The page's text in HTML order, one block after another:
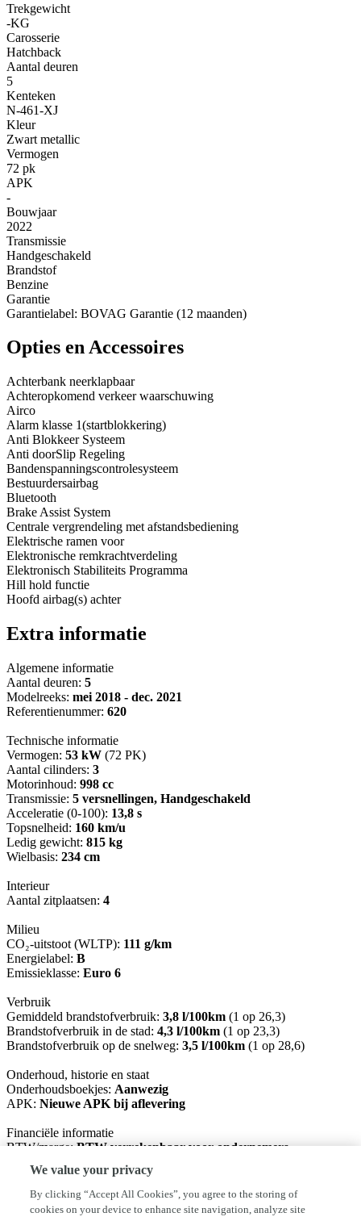
Trekgewicht
-KG
Carosserie
Hatchback
Aantal deuren
5
Kenteken
N-461-XJ
Kleur
Zwart metallic
Vermogen
72 pk
APK
-
Bouwjaar
2022
Transmissie
Handgeschakeld
Brandstof
Benzine
Garantie
Garantielabel: BOVAG Garantie (12 maanden)
Opties en Accessoires
Achterbank neerklapbaar
Achteropkomend verkeer waarschuwing
Airco
Alarm klasse 1(startblokkering)
Anti Blokkeer Systeem
Anti doorSlip Regeling
Bandenspanningscontrolesysteem
Bestuurdersairbag
Bluetooth
Brake Assist System
Centrale vergrendeling met afstandsbediening
Elektrische ramen voor
Elektronische remkrachtverdeling
Elektronisch Stabiliteits Programma
Hill hold functie
Hoofd airbag(s) achter
Extra informatie
Algemene informatie
Aantal deuren: 5
Modelreeks: mei 2018 - dec. 2021
Referentienummer: 620
Technische informatie
Vermogen: 53 kW (72 PK)
Aantal cilinders: 3
Motorinhoud: 998 cc
Transmissie: 5 versnellingen, Handgeschakeld
Acceleratie (0-100): 13,8 s
Topsnelheid: 160 km/u
Ledig gewicht: 815 kg
Wielbasis: 234 cm
Interieur
Aantal zitplaatsen: 4
Milieu
CO₂-uitstoot (WLTP): 111 g/km
Energielabel: B
Emissieklasse: Euro 6
Verbruik
Gemiddeld brandstofverbruik: 3,8 l/100km (1 op 26,3)
Brandstofverbruik in de stad: 4,3 l/100km (1 op 23,3)
Brandstofverbruik op de snelweg: 3,5 l/100km (1 op 28,6)
Onderhoud, historie en staat
Onderhoudsboekjes: Aanwezig
APK: Nieuwe APK bij aflevering
Financiële informatie
BTW/marge:BTW verrekenbaar voor ondernemers
Garantie
BOVAG Afleverbeurt:Ja
We value your privacy
By clicking “Accept All Cookies”, you agree to the storing of
cookies on your device to enhance site navigation, analyze site